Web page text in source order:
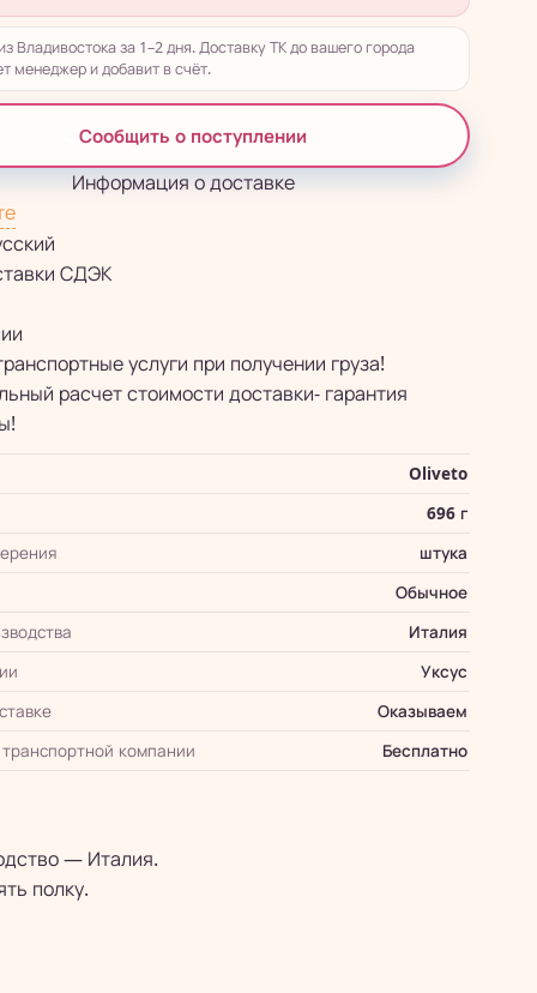
Владивостока за 1–2 дня. Доставку ТК до вашего города
менеджер и добавит в счёт.
Сообщить о поступлении
Информация о доставке
СДЭК
услуги при получении груза!
расчет стоимости доставки- гарантия
Oliveto
696 г
штука
Обычное
Италия
Уксус
Оказываем
компании
Бесплатно
— Италия.
полку.